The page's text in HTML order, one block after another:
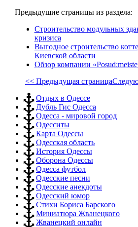
Предыдущие страницы из раздела:
Строительство модульных
кризиса
Выгодное строительство
Киевской области
Обзор компании
<< Предыдущая страница
Отдых в Одессе
Дубль Гис Одесса
Одесса - мировой город
Одесситы
Карта Одессы
Одесская область
История Одессы
Оборона Одессы
Одесса футбол
Одесские песни
Одесские анекдоты
Одесский юмор
Стихи Бориса Барского
Миниатюра Жванецкого
Жванецкий онлайн